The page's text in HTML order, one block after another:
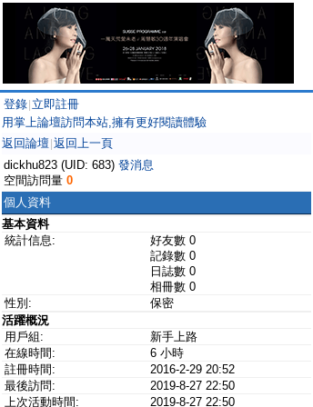
登錄 立即註冊
用掌上論壇訪問本站,擁有更好閱讀體驗
返回論壇 返回上一頁
dickhu823 (UID: 683) 發消息
空間訪問量 0
個人資料
基本資料
統計信息:
好友數 0
記錄數 0
日誌數 0
相冊數 0
性別:
保密
活躍概況
用戶組:
新手上路
在線時間:
6 小時
註冊時間:
2016-2-29 20:52
最後訪問:
2019-8-27 22:50
上次活動時間:
2019-8-27 22:50